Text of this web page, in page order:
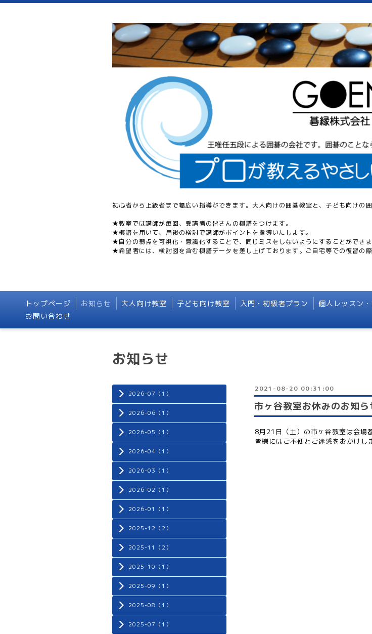
初心者から上級者まで幅広い指導ができます。大人向けの囲碁教室と、子ども向けの
★教室では講師が毎回、受講者の皆さんの棋譜をつけます。
★棋譜を用いて、局後の検討で講師がポイントを指導いたします。
★自分の弱点を可視化・意識化することで、同じミスをしないようにすることができま
★希望者には、検討図を含む棋譜データを差し上げております。ご自宅等での復習の際
トップページ お知らせ 大人向け教室 子ども向け教室 入門・初級者プラン 個人レッスン
お問い合わせ
2026-07（1）
2026-06（1）
2026-05（1）
2026-04（1）
2026-03（1）
2026-02（1）
2026-01（1）
2025-12（2）
2025-11（2）
2025-10（1）
2025-09（1）
2025-08（1）
2025-07（1）
お知らせ
2021-08-20 00:31:00
市ヶ谷教室お休みのお知ら
8月21日（土）の市ヶ谷教室は会場
皆様にはご不便とご迷惑をおかけし